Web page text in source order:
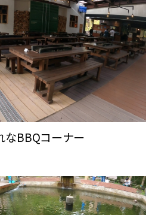
なBBQコーナー